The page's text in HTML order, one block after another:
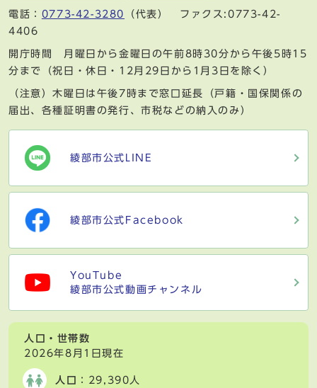
電話： 0773-42-3280
（代表） ファクス:0773-42-
4406
開庁時間 月曜日から金曜日の午前8時30分から午後5時15
分まで（祝日・休日・12月29日から1月3日を除く）
（注意）木曜日は午後7時まで窓口延長（戸籍・国保関係の
届出、各種証明書の発行、市税などの納入のみ）
綾部市公式LINE
綾部市公式Facebook
YouTube
綾部市公式動画チャンネル
人口・世帯数
2026年8月1日現在
人口 ：29,390人